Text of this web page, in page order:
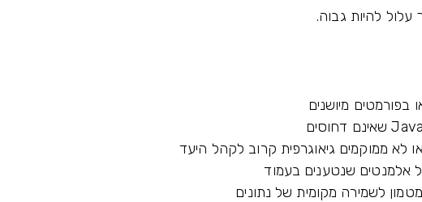
בפורמטים מיושנים
לא ממוקמים גיאוגרפית קרוב לקהל היעד
אלמנטים שנטענים בעמוד
לשמירה מקומית של נתונים